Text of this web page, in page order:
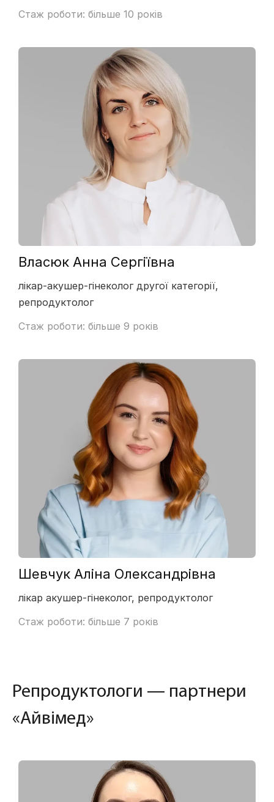
Стаж роботи: більше 10 років
Власюк Анна Сергіївна
лікар-акушер-гінеколог другої категорії,
репродуктолог
Стаж роботи: більше 9 років
Шевчук Аліна Олександрівна
лікар акушер-гінеколог, репродуктолог
Стаж роботи: більше 7 років
Репродуктологи — партнери
«Айвімед»